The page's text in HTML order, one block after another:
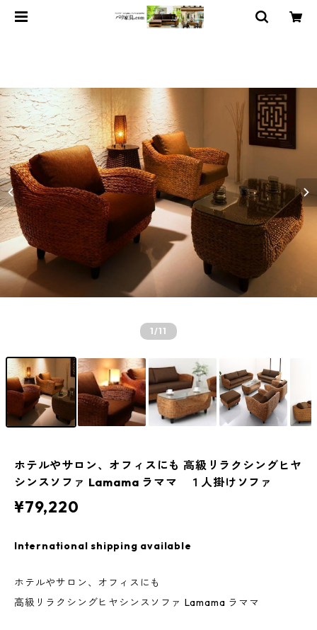
1/11
ホテルやサロン、オフィスにも 高級リラクシングヒヤ
シンスソファ Lamama ラママ １人掛けソファ
¥79,220
International shipping available
ホテルやサロン、オフィスにも
高級リラクシングヒヤシンスソファ Lamama ラママ